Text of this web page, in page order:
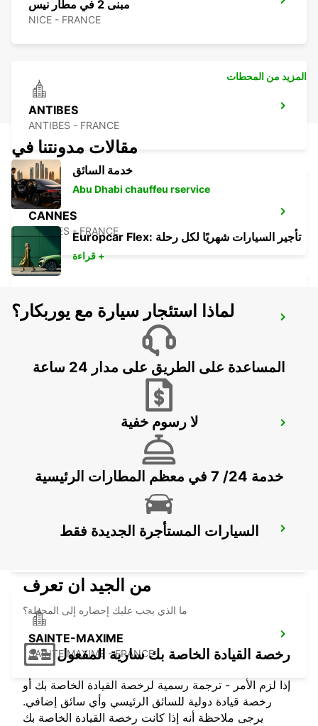
مبنى 2 في مطار نيس
NICE - FRANCE
ANTIBES
ANTIBES - FRANCE
CANNES
CANNES - FRANCE
CANNES AIRPORT
CANNES LA BOCCA - FRANCE
DRAGUIGNAN
SAINTE-MAXIME
SAINTE MAXIME - FRANCE
المزيد من المحطات
مقالات مدونتنا في
خدمة السائق
Abu Dhabi chauffeu rservice
Europcar Flex: تأجير السيارات شهريًا لكل رحلة
قراءة +
لماذا استئجار سيارة مع يوربكار؟
المساعدة على الطريق على مدار 24 ساعة
لا رسوم خفية
خدمة 24/ 7 في معظم المطارات الرئيسية
السيارات المستأجرة الجديدة فقط
من الجيد ان تعرف
ما الذي يجب عليك إحضاره إلى المحطة؟
رخصة القيادة الخاصة بك سارية المفعول
إذا لزم الأمر - ترجمة رسمية لرخصة القيادة الخاصة بك أو
رخصة قيادة دولية للسائق الرئيسي وأي سائق إضافي.
يرجى ملاحظة أنه إذا كانت رخصة القيادة الخاصة بك